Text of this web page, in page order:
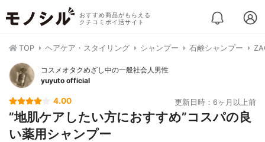
おすすめ商品がもらえる
クチコミポイ活サイト
TOP ヘアケア・スタイリング シャンプー 石鹸シャンプー
コスメオタクめざし中の一般社会人男性
yuyuto official
4.00 更新日時：6ヶ月以上前
”地肌ケアしたい方におすすめ”コスパの良
い薬用シャンプー